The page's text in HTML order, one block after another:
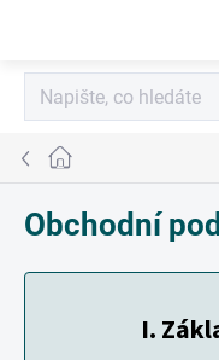
Domů
Obchodní
I.